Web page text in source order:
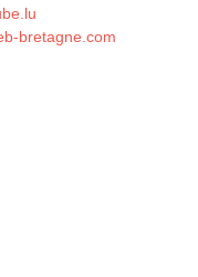
bretagne.com